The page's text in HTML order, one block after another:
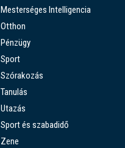
Mesterséges Intelligencia
Otthon
Pénzügy
Sport
Szórakozás
Tanulás
Utazás
Sport és szabadidő
Zene